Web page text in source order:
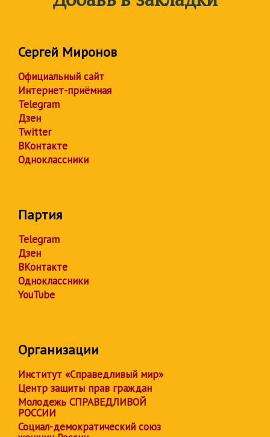
Сергей Миронов
Официальный сайт
Интернет-приёмная
Telegram
Дзен
Twitter
ВКонтакте
Одноклассники
Партия
Telegram
Дзен
ВКонтакте
Одноклассники
YouTube
Организации
Институт «Справедливый мир»
Центр защиты прав граждан
Молодежь СПРАВЕДЛИВОЙ
РОССИИ
Социал-демократический союз